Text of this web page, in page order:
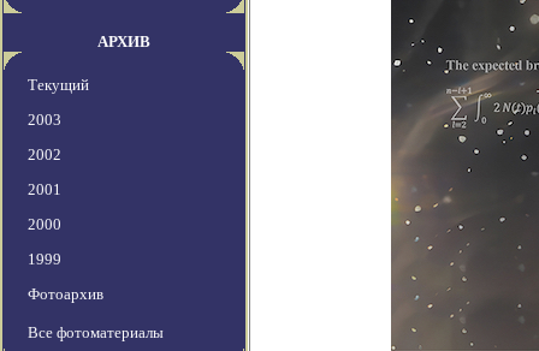
АРХИВ
Текущий
2003
2002
2001
2000
1999
Фотоархив
Все фотоматериалы